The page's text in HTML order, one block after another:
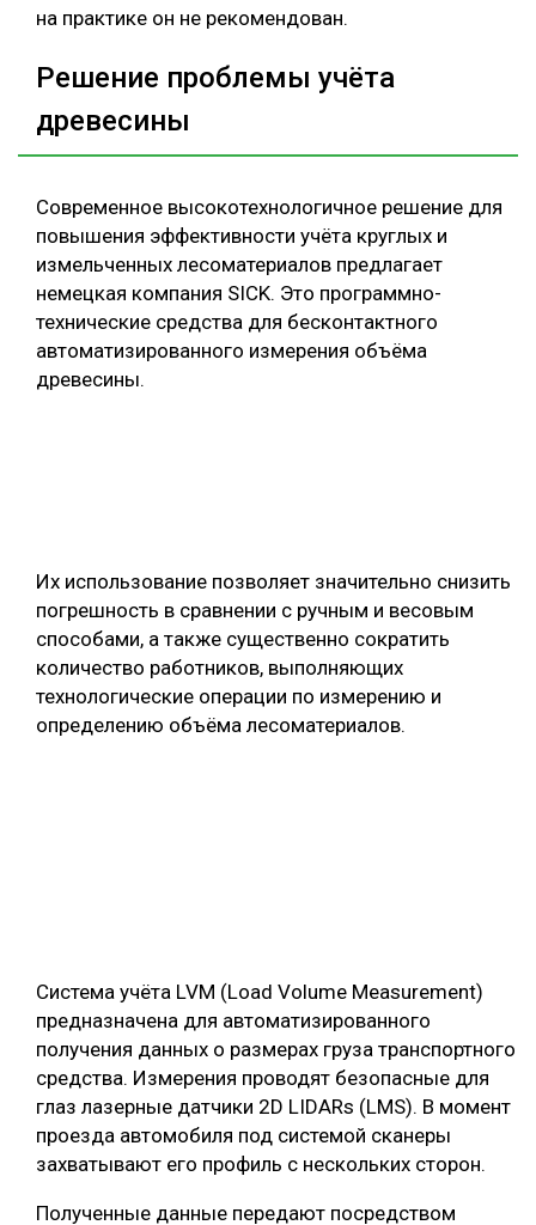
на практике он не рекомендован.
Решение проблемы учёта
древесины
Современное высокотехнологичное решение для
повышения эффективности учёта круглых и
измельченных лесоматериалов предлагает
немецкая компания SICK. Это программно-
технические средства для бесконтактного
автоматизированного измерения объёма
древесины.
Их использование позволяет значительно снизить
погрешность в сравнении с ручным и весовым
способами, а также существенно сократить
количество работников, выполняющих
технологические операции по измерению и
определению объёма лесоматериалов.
Система учёта LVM (Load Volume Measurement)
предназначена для автоматизированного
получения данных о размерах груза транспортного
средства. Измерения проводят безопасные для
глаз лазерные датчики 2D LIDARs (LMS). В момент
проезда автомобиля под системой сканеры
захватывают его профиль с нескольких сторон.
Полученные данные передают посредством